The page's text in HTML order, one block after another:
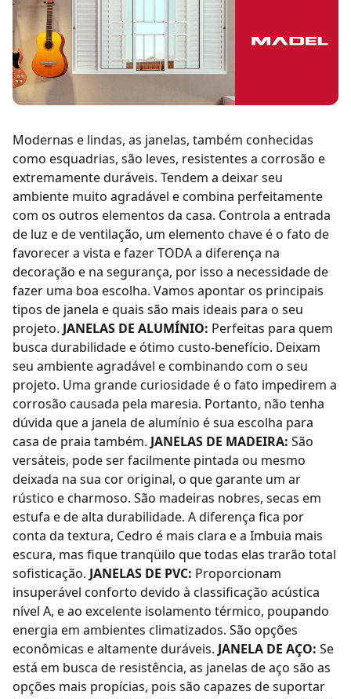
Modernas e lindas, as janelas, também conhecidas
como esquadrias, são leves, resistentes a corrosão e
extremamente duráveis. Tendem a deixar seu
ambiente muito agradável e combina perfeitamente
com os outros elementos da casa. Controla a entrada
de luz e de ventilação, um elemento chave é o fato de
favorecer a vista e fazer TODA a diferença na
decoração e na segurança, por isso a necessidade de
fazer uma boa escolha. Vamos apontar os principais
tipos de janela e quais são mais ideais para o seu
projeto. JANELAS DE ALUMÍNIO: Perfeitas para quem
busca durabilidade e ótimo custo-benefício. Deixam
seu ambiente agradável e combinando com o seu
projeto. Uma grande curiosidade é o fato impedirem a
corrosão causada pela maresia. Portanto, não tenha
dúvida que a janela de alumínio é sua escolha para
casa de praia também. JANELAS DE MADEIRA: São
versáteis, pode ser facilmente pintada ou mesmo
deixada na sua cor original, o que garante um ar
rústico e charmoso. São madeiras nobres, secas em
estufa e de alta durabilidade. A diferença fica por
conta da textura, Cedro é mais clara e a Imbuia mais
escura, mas fique tranqüilo que todas elas trarão total
sofisticação. JANELAS DE PVC: Proporcionam
insuperável conforto devido à classificação acústica
nível A, e ao excelente isolamento térmico, poupando
energia em ambientes climatizados. São opções
econômicas e altamente duráveis. JANELA DE AÇO: Se
está em busca de resistência, as janelas de aço são as
opções mais propícias, pois são capazes de suportar